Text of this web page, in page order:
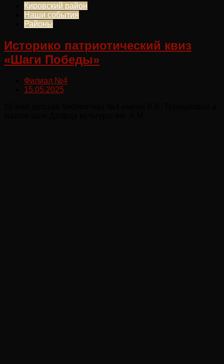
Кировский район
Наши события
Районы
Историко патриотический квиз
«Шаги Победы»
Филиал №4
15.05.2025